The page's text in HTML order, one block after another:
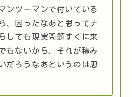
ンツーマンで付いている
、困ったなあと思ってナ
しても現実問題すぐに来
もないから、それが積み
だろうなあというのは思